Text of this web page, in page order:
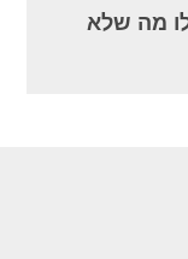
מה שלא